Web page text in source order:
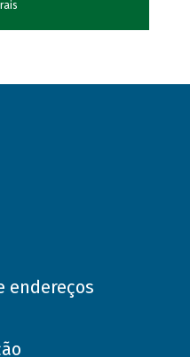
endereços